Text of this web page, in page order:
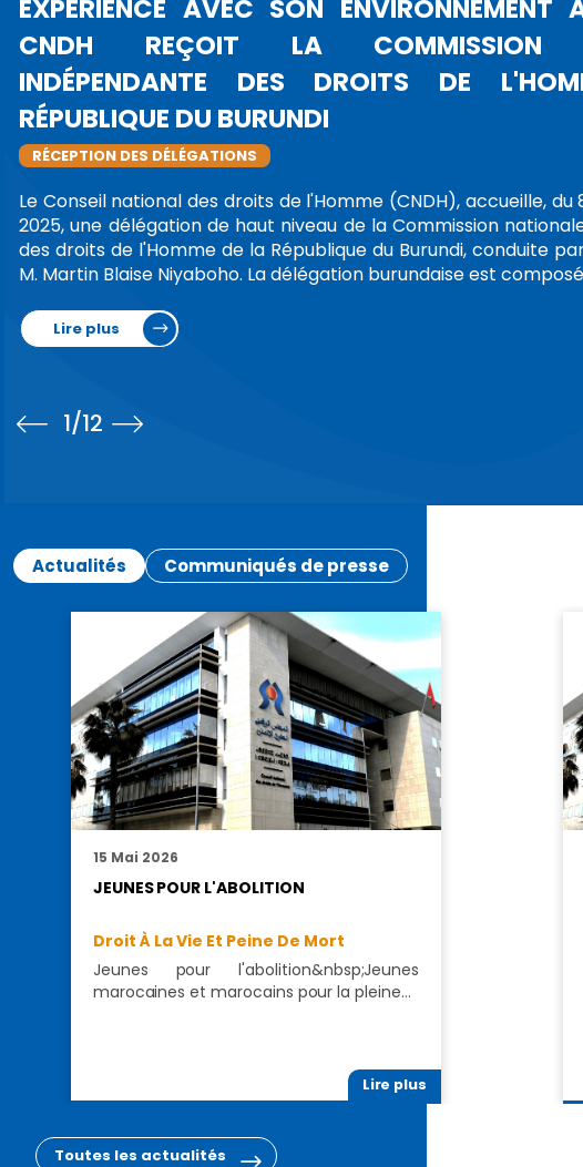
DU CONSEIL
CONCERNANT
VILLES
LIBERTÉ D'EXPRESSION,
La Présidente du
Bouayach a tenu,
présidentes et
(CRDH), des
d…
1/12
Actualités Communiqués de presse
15 Mai 2026
JEUNES POUR L'ABOLITION
Droit À La Vie Et Peine De Mort
Jeunes pour l'abolition&nbsp;Jeunes
marocaines et marocains pour la pleine…
Lire plus
Toutes les actualités